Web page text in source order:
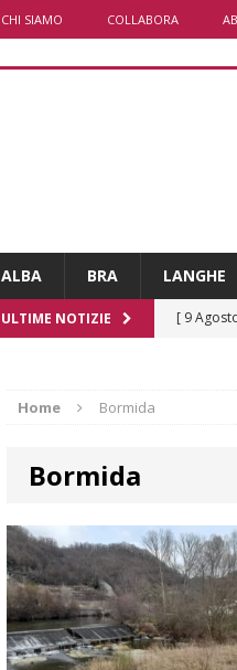
CHI SIAMO COLLABORA
ALBA BRA LANGHE
ULTIME NOTIZIE [ 9
rotatoria
[ 8
LANGHE
[ 8
Home Bormida
Bormida